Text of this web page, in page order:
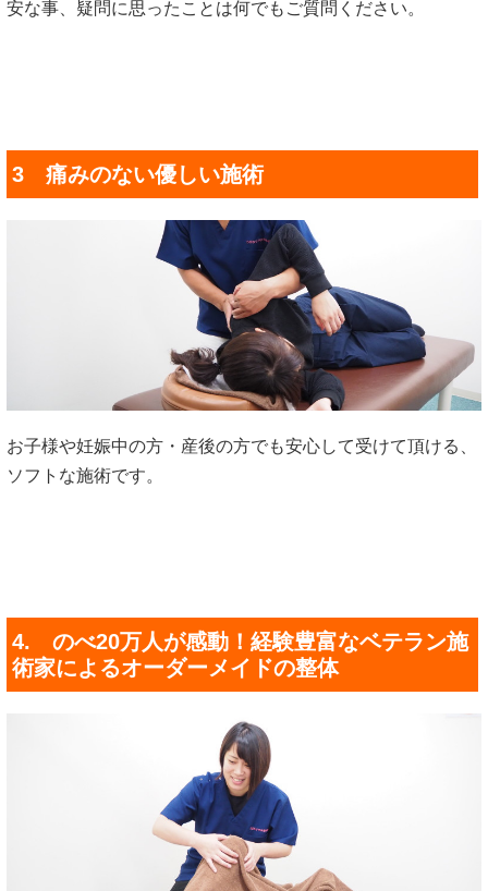
安な事、疑問に思ったことは何でもご質問ください。
3 痛みのない優しい施術
お子様や妊娠中の方・産後の方でも安心して受けて頂ける、
ソフトな施術です。
4. のべ20万人が感動！経験豊富なベテラン施
術家によるオーダーメイドの整体